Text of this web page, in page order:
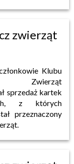
zwierząt
Klubu
Zwierząt
sprzedaż kartek
z których
przeznaczony